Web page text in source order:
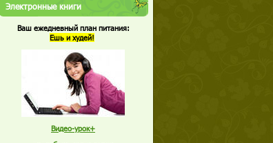
Электронные книги
Ваш ежедневный план питания:
Ешь и худей!
Видео-урок+